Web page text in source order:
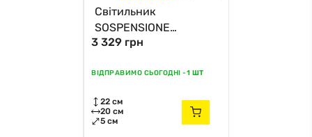
Світильник
SOSPENSIONE
NARCISO D.20
1XE27 8031440363129
3 329 грн
ВІДПРАВИМО СЬОГОДНІ -1 ШТ
22 см
20 см
5 см